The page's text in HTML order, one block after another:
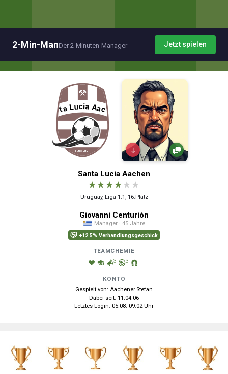
2-Min-ManDer 2-Minuten-Manager Jetzt spielen
↓
Santa Lucia Aachen
★★★★★ ★
Uruguay, Liga 1.1, 16.Platz
Giovanni Centurión
Manager · 45 Jahre
+12.5% Verhandlungsgeschick
TEAMCHEMIE
3 3
KONTO
Gespielt von: Aachener.Stefan
Dabei seit: 11.04.06
Letztes Login: 05.08. 09:02 Uhr